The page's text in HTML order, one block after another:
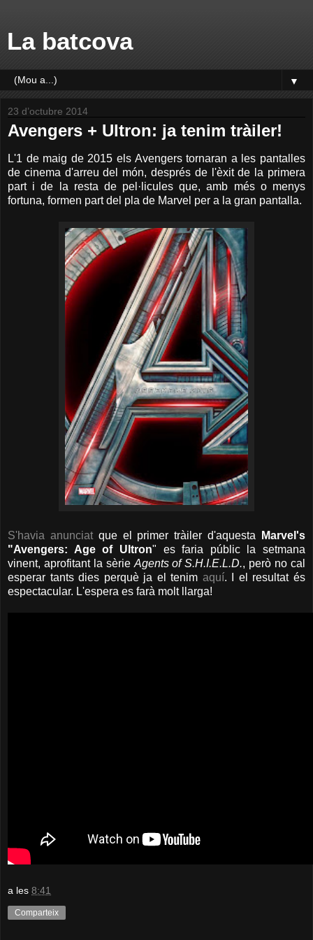
La batcova
▼
23 d’octubre 2014
Avengers + Ultron: ja tenim tràiler!
L'1 de maig de 2015 els Avengers tornaran a les pantalles
de cinema d'arreu del món, després de l'èxit de la primera
part i de la resta de pel·licules que, amb més o menys
fortuna, formen part del pla de Marvel per a la gran pantalla.
S'havia anunciatque el primer tràiler d'aquesta
Marvel's
"Avengers: Age of Ultron" es faria públic la setmana
vinent, aprofitant la sèrie Agents of S.H.I.E.L.D., però no cal
esperar tants dies perquè ja el tenim aquí. I el resultat és
espectacular. L'espera es farà molt llarga!
a les 8:41
Comparteix